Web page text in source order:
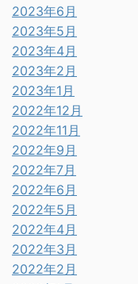
2023年6月
2023年5月
2023年4月
2023年2月
2023年1月
2022年12月
2022年11月
2022年9月
2022年7月
2022年6月
2022年5月
2022年4月
2022年3月
2022年2月